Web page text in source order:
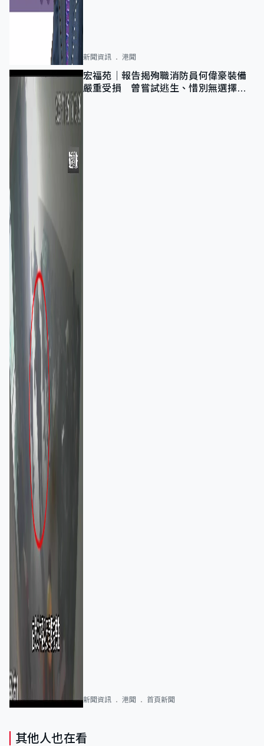
新聞資訊 港聞
宏福苑｜報告揭殉職消防員何偉豪裝備
嚴重受損 曾嘗試逃生、惜別無選擇下
新聞資訊 港聞 首頁新聞
其他人也在看